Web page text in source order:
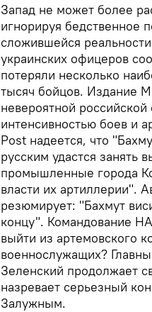
Запад не может более
игнорируя бедственное
сложившейся
украинских офицеров
потеряли несколько
тысяч бойцов. Издание
невероятной
интенсивностью боев и
Post надеется, что
русским удастся занять
промышленные города
власти их артиллерии".
резюмирует: "Бахмут
концу". Командование
выйти из артемовского
военнослужащих?
Зеленский продолжает
назревает серьезный
Залужным.